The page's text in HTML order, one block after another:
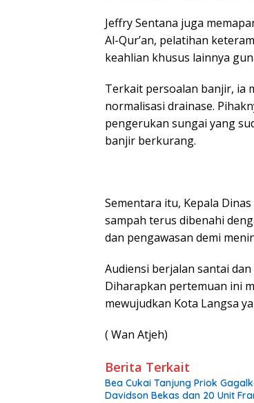
Jeffry Sentana juga
Al-Qur’an, pelatihan
keahlian khusus lainnya
Terkait persoalan banjir, ia
normalisasi drainase.
pengerukan sungai yang
banjir berkurang.
Sementara itu, Kepala
sampah terus dibenahi
dan pengawasan demi
Audiensi berjalan santai
Diharapkan pertemuan ini
mewujudkan Kota Langsa
( Wan Atjeh)
Berita Terkait
Bea Cukai Tanjung Priok
Davidson Bekas dan 20 Unit